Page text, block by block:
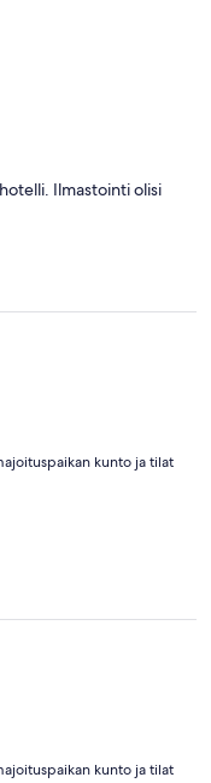
Ilmastointi olisi
kunto ja tilat
kunto ja tilat